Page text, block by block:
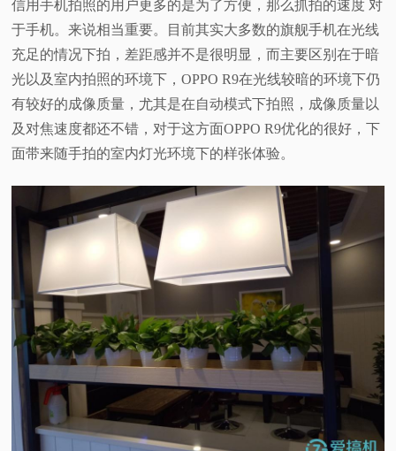
信用手机拍照的用户更多的是为了方便，那么抓拍的速度 对
于手机。来说相当重要。目前其实大多数的旗舰手机在光线
充足的情况下拍，差距感并不是很明显，而主要区别在于暗
光以及室内拍照的环境下，OPPO R9在光线较暗的环境下仍
有较好的成像质量，尤其是在自动模式下拍照，成像质量以
及对焦速度都还不错，对于这方面OPPO R9优化的很好，下
面带来随手拍的室内灯光环境下的样张体验。